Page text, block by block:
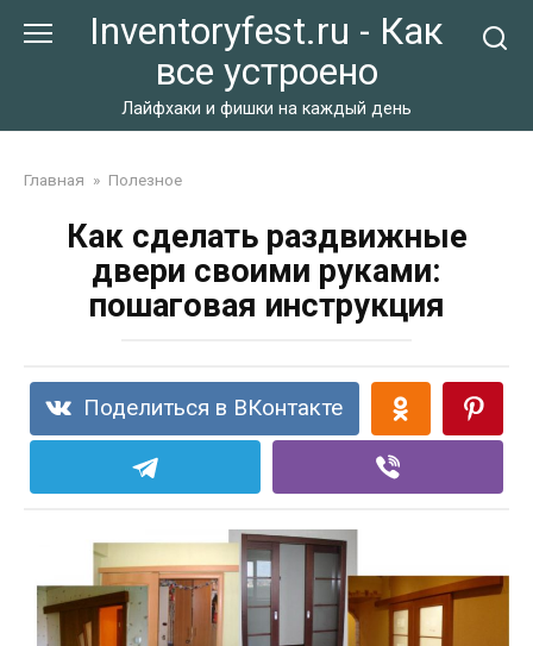
Inventoryfest.ru - Как
все устроено
Лайфхаки и фишки на каждый день
Главная » Полезное
Как сделать раздвижные
двери своими руками:
пошаговая инструкция
Поделиться в ВКонтакте